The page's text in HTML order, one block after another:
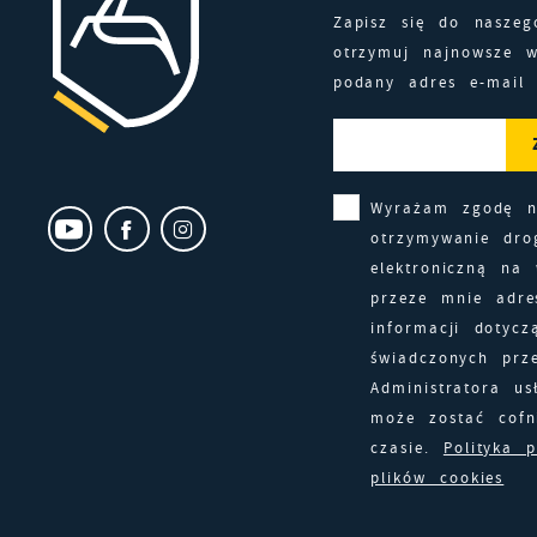
Zapisz się do
otrzymuj najnowsze
podany adres e-mail
Wyrażam zgodę
otrzymywanie
elektroniczną na
przeze mnie
informacji
świadczonych
Administratora
może zostać
czasie. Polityka
plików cookies